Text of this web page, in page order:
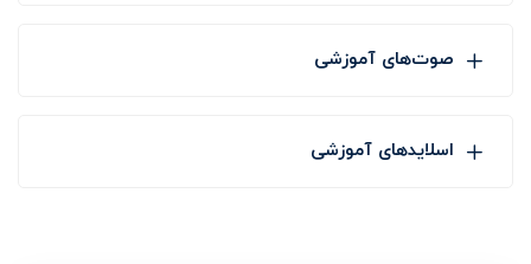
صوت‌های آموزشی
اسلایدهای آموزشی